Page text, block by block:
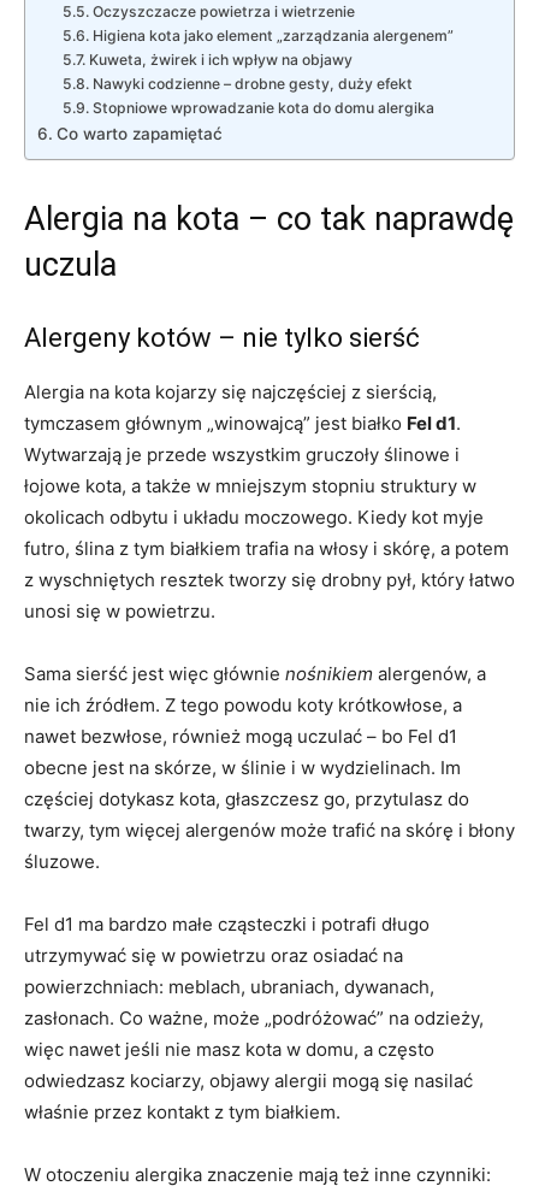
Oczyszczacze powietrza i wietrzenie
Higiena kota jako element „zarządzania alergenem”
Kuweta, żwirek i ich wpływ na objawy
Nawyki codzienne – drobne gesty, duży efekt
Stopniowe wprowadzanie kota do domu alergika
Co warto zapamiętać
Alergia na kota – co tak naprawdę
uczula
Alergeny kotów – nie tylko sierść
Alergia na kota kojarzy się najczęściej z sierścią,
tymczasem głównym „winowajcą” jest białko Fel d1.
Wytwarzają je przede wszystkim gruczoły ślinowe i
łojowe kota, a także w mniejszym stopniu struktury w
okolicach odbytu i układu moczowego. Kiedy kot myje
futro, ślina z tym białkiem trafia na włosy i skórę, a potem
z wyschniętych resztek tworzy się drobny pył, który łatwo
unosi się w powietrzu.
Sama sierść jest więc głównie nośnikiem alergenów, a
nie ich źródłem. Z tego powodu koty krótkowłose, a
nawet bezwłose, również mogą uczulać – bo Fel d1
obecne jest na skórze, w ślinie i w wydzielinach. Im
częściej dotykasz kota, głaszczesz go, przytulasz do
twarzy, tym więcej alergenów może trafić na skórę i błony
śluzowe.
Fel d1 ma bardzo małe cząsteczki i potrafi długo
utrzymywać się w powietrzu oraz osiadać na
powierzchniach: meblach, ubraniach, dywanach,
zasłonach. Co ważne, może „podróżować” na odzieży,
więc nawet jeśli nie masz kota w domu, a często
odwiedzasz kociarzy, objawy alergii mogą się nasilać
właśnie przez kontakt z tym białkiem.
W otoczeniu alergika znaczenie mają też inne czynniki: